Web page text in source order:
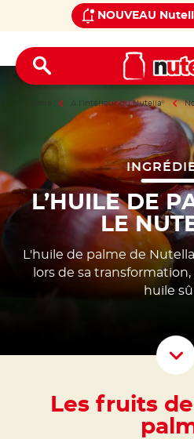
NOUVEAU
À l’intérieur du Nutella®
L’HUILE DE
LE
L'huile de palme de Nutella
lors de sa
huile
Les fruits